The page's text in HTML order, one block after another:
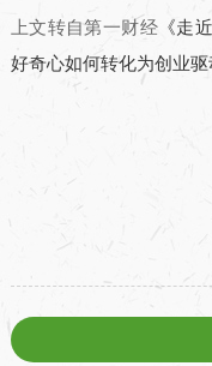
上文转自第一财经《走
好奇心如何转化为创业驱